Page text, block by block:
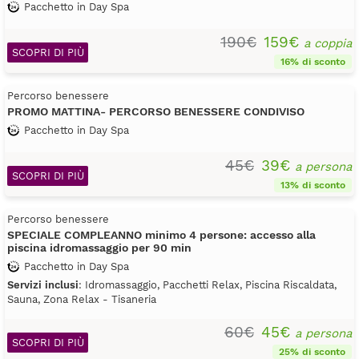
Pacchetto in Day Spa
190€ 159€ a coppia
16% di sconto
SCOPRI DI PIÙ
Percorso benessere
PROMO MATTINA- PERCORSO BENESSERE CONDIVISO
Pacchetto in Day Spa
45€ 39€ a persona
13% di sconto
SCOPRI DI PIÙ
Percorso benessere
SPECIALE COMPLEANNO minimo 4 persone: accesso alla
piscina idromassaggio per 90 min
Pacchetto in Day Spa
Servizi inclusi: Idromassaggio, Pacchetti Relax, Piscina Riscaldata,
Sauna, Zona Relax - Tisaneria
60€ 45€ a persona
25% di sconto
SCOPRI DI PIÙ